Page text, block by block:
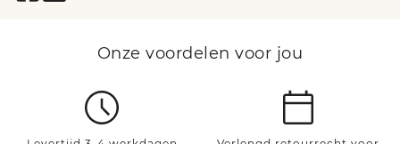
Onze voordelen voor jou